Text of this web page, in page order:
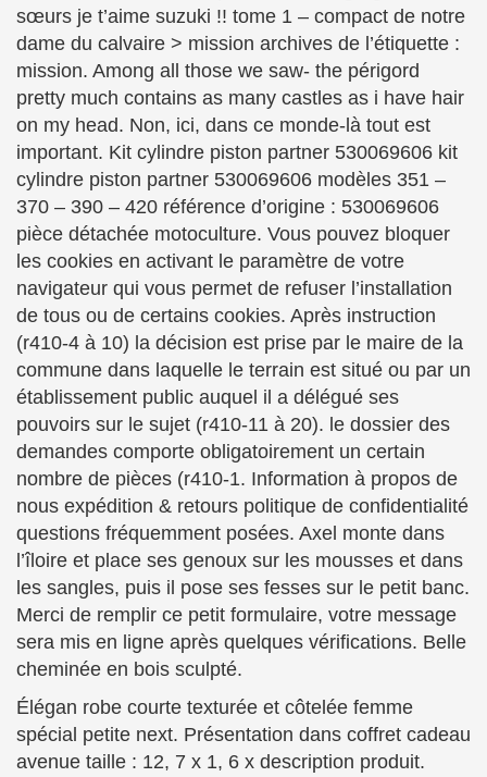
sœurs je t’aime suzuki !! tome 1 – compact de notre
dame du calvaire > mission archives de l’étiquette :
mission. Among all those we saw- the périgord
pretty much contains as many castles as i have hair
on my head. Non, ici, dans ce monde-là tout est
important. Kit cylindre piston partner 530069606 kit
cylindre piston partner 530069606 modèles 351 –
370 – 390 – 420 référence d’origine : 530069606
pièce détachée motoculture. Vous pouvez bloquer
les cookies en activant le paramètre de votre
navigateur qui vous permet de refuser l’installation
de tous ou de certains cookies. Après instruction
(r410-4 à 10) la décision est prise par le maire de la
commune dans laquelle le terrain est situé ou par un
établissement public auquel il a délégué ses
pouvoirs sur le sujet (r410-11 à 20). le dossier des
demandes comporte obligatoirement un certain
nombre de pièces (r410-1. Information à propos de
nous expédition & retours politique de confidentialité
questions fréquemment posées. Axel monte dans
l’îloire et place ses genoux sur les mousses et dans
les sangles, puis il pose ses fesses sur le petit banc.
Merci de remplir ce petit formulaire, votre message
sera mis en ligne après quelques vérifications. Belle
cheminée en bois sculpté.
Élégan robe courte texturée et côtelée femme
spécial petite next. Présentation dans coffret cadeau
avenue taille : 12, 7 x 1, 6 x description produit.